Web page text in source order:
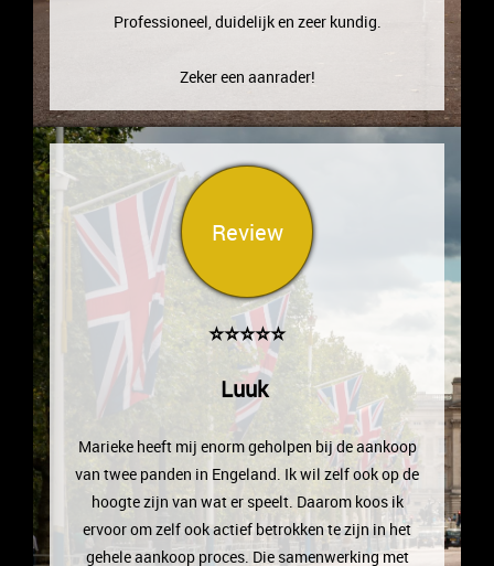
Professioneel, duidelijk en zeer kundig.
Zeker een aanrader!
Review
⭐⭐⭐⭐⭐
Luuk
Marieke heeft mij enorm geholpen bij de aankoop
van twee panden in Engeland. Ik wil zelf ook op de
hoogte zijn van wat er speelt. Daarom koos ik
ervoor om zelf ook actief betrokken te zijn in het
gehele aankoop proces. Die samenwerking met